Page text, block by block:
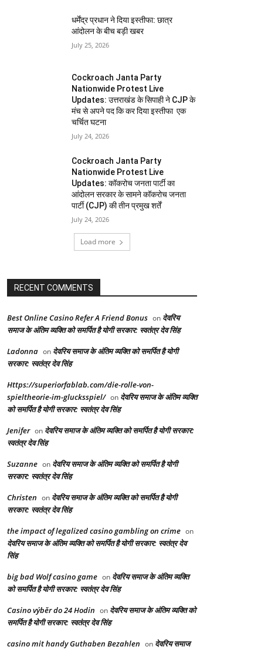
धर्मेंद्र प्रधान ने दिया इस्तीफा: छात्र
आंदोलन के बीच बड़ी खबर
July 25, 2026
Cockroach Janta Party
Nationwide Protest Live
Updates: उत्तराखंड के सिपाही ने CJP के
मंच से अपने पद कि कर दिया इस्तीफा एक
चर्चित घटना
July 24, 2026
Cockroach Janta Party
Nationwide Protest Live
Updates: कॉकरोच जनता पार्टी का
आंदोलन सरकार के सामने कॉकरोच जनता
पार्टी (CJP) की तीन प्रमुख शर्तें
July 24, 2026
Load more
RECENT COMMENTS
Best Online Casino Refer A Friend Bonus on देवरिय
समाज के अंतिम व्यक्ति को समर्पित है योगी सरकार: स्वतंत्र देव सिंह
Ladonna on देवरिय समाज के अंतिम व्यक्ति को समर्पित है योगी
सरकार: स्वतंत्र देव सिंह
Https://superiorfablab.com/die-rolle-von-
spieltheorie-im-glucksspiel/ on देवरिय समाज के अंतिम व्यक्ति
को समर्पित है योगी सरकार: स्वतंत्र देव सिंह
Jenifer on देवरिय समाज के अंतिम व्यक्ति को समर्पित है योगी सरकार:
स्वतंत्र देव सिंह
Suzanne on देवरिय समाज के अंतिम व्यक्ति को समर्पित है योगी
सरकार: स्वतंत्र देव सिंह
Christen on देवरिय समाज के अंतिम व्यक्ति को समर्पित है योगी
सरकार: स्वतंत्र देव सिंह
the impact of legalized casino gambling on crime on
देवरिय समाज के अंतिम व्यक्ति को समर्पित है योगी सरकार: स्वतंत्र देव
सिंह
big bad Wolf casino game on देवरिय समाज के अंतिम व्यक्ति
को समर्पित है योगी सरकार: स्वतंत्र देव सिंह
Casino výběr do 24 Hodin on देवरिय समाज के अंतिम व्यक्ति को
समर्पित है योगी सरकार: स्वतंत्र देव सिंह
casino mit handy Guthaben Bezahlen on देवरिय समाज